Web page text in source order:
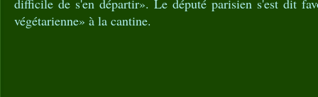
difficile de s'en départir». Le député parisien s'est dit
végétarienne» à la cantine.